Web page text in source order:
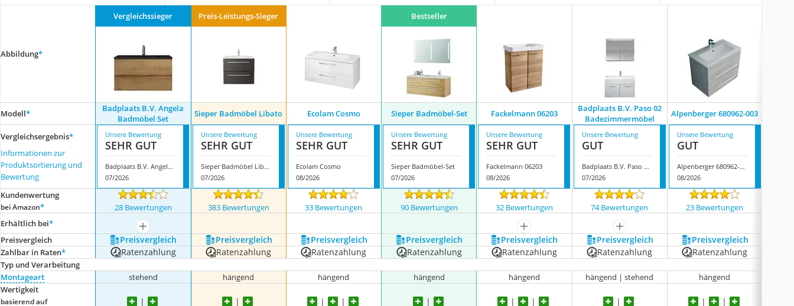
Abbildung*
Vergleichssieger Preis-Leistungs-Sieger Bestseller
Modell*
Badplaats B.V. Angela
Badmöbel Set
Sieper Badmöbel Libato Ecolam Cosmo Sieper Badmöbel-Set Fackelmann 06203
Badplaats B.V. Paso 02
Badezimmermöbel
Alpenberger 680962-003
Vergleichsergebnis*
Informationen zur
Produktsortierung und
Bewertung
Unsere Bewertung
SEHR GUT
Badplaats B.V. Angela Badmöbel Set
07/2026
Unsere Bewertung
SEHR GUT
Sieper Badmöbel Libato
07/2026
Unsere Bewertung
SEHR GUT
Ecolam Cosmo
08/2026
Unsere Bewertung
SEHR GUT
Sieper Badmöbel-Set
07/2026
Unsere Bewertung
SEHR GUT
Fackelmann 06203
08/2026
Unsere Bewertung
GUT
Badplaats B.V. Paso 02 Badezimmermöbel
07/2026
Unsere Bewertung
GUT
Alpenberger 680962-003
08/2026
Kundenwertung
bei Amazon* 28 Bewertungen 383 Bewertungen 33 Bewertungen 90 Bewertungen 32 Bewertungen 74 Bewertungen 23 Bewertungen
Erhältlich bei*
mehr anzeigen mehr anzeigen
mehr anzeigen
Preis­vergleich
Preis­vergleich Preis­vergleich Preis­vergleich Preis­vergleich Preis­vergleich Preis­vergleich Preis­vergleich
Zahlbar in Raten* Ratenzahlung Ratenzahlung Ratenzahlung Ratenzahlung Ratenzahlung Ratenzahlung Ratenzahlung
Typ und Verarbeitung
Montageart
stehend hängend hängend hängend hängend hängend | stehend hängend
Wertigkeit
basierend auf